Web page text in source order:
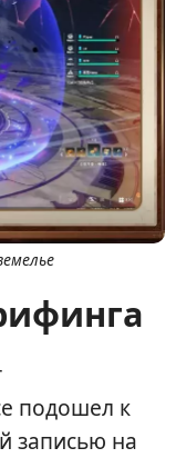
подошел к
записью на